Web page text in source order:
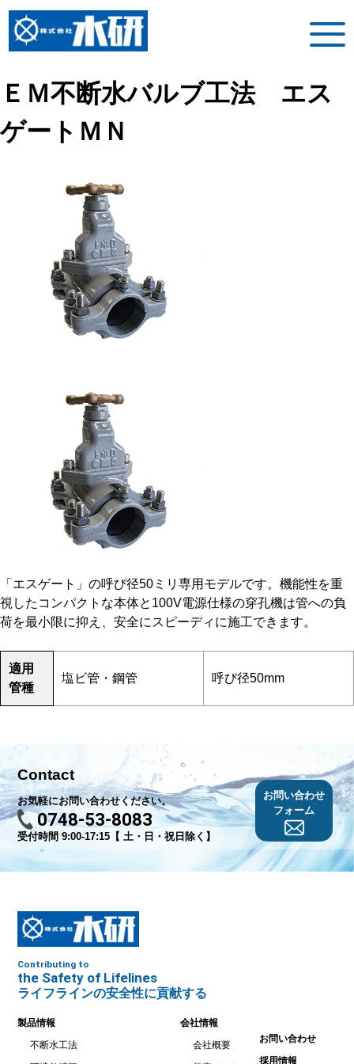
ＥＭ不断水バルブ工法 エス
ゲートＭＮ
「エスゲート」の呼び径50ミリ専用モデルです。機能性を重
視したコンパクトな本体と100V電源仕様の穿孔機は管への負
荷を最小限に抑え、安全にスピーディに施工できます。
適用
管種
塩ビ管・鋼管 呼び径50mm
Contact
お気軽にお問い合わせください。
0748-53-8083
受付時間 9:00-17:15【 土・日・祝日除く】
お問い合わせ
フォーム
Contributing to
the Safety of Lifelines
ライフラインの安全性に貢献する
製品情報
不断水工法
会社情報
会社概要
お問い合わせ
採用情報